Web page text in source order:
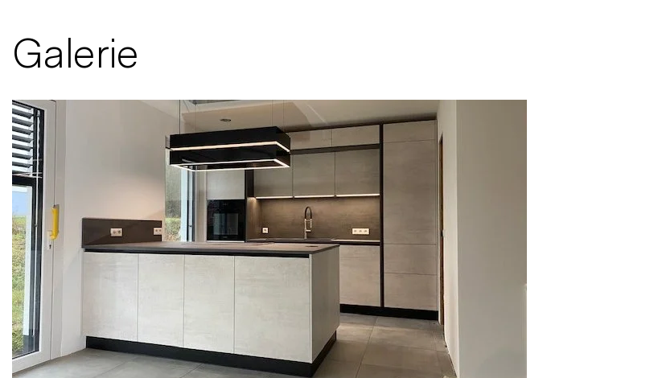
Galerie